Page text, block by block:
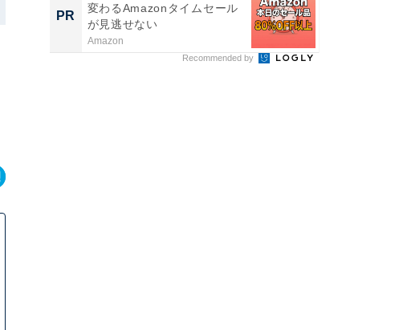
PR
変わるAmazonタイムセール
が見逃せない
Amazon
Recommended by